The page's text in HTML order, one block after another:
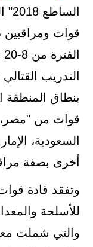
قوات ومراقبين
التدريب
بنطاق المنطقة
قوات من "مصر،
أخرى بصفة
وتفقد قادة
للأسلحة
والتي شملت